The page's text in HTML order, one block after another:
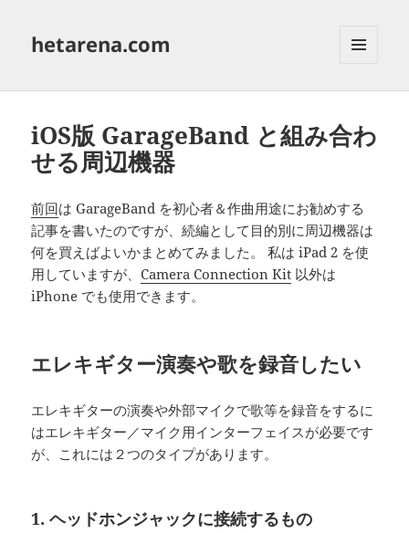
hetarena.com
ーとウ
iOS版 GarageBand と組み合わ
せる周辺機器
前回は GarageBand を初心者＆作曲用途にお勧めする
記事を書いたのですが、続編として目的別に周辺機器は
何を買えばよいかまとめてみました。 私は iPad 2 を使
用していますが、Camera Connection Kit 以外は
iPhone でも使用できます。
エレキギター演奏や歌を録音したい
エレキギターの演奏や外部マイクで歌等を録音をするに
はエレキギター／マイク用インターフェイスが必要です
が、これには２つのタイプがあります。
1. ヘッドホンジャックに接続するもの